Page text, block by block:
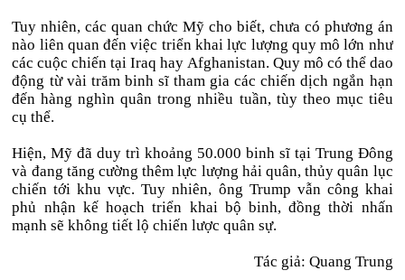
Tuy nhiên, các quan chức Mỹ cho biết, chưa có phương án
nào liên quan đến việc triển khai lực lượng quy mô lớn như
các cuộc chiến tại Iraq hay Afghanistan. Quy mô có thể dao
động từ vài trăm binh sĩ tham gia các chiến dịch ngắn hạn
đến hàng nghìn quân trong nhiều tuần, tùy theo mục tiêu
cụ thể.
Hiện, Mỹ đã duy trì khoảng 50.000 binh sĩ tại Trung Đông
và đang tăng cường thêm lực lượng hải quân, thủy quân lục
chiến tới khu vực. Tuy nhiên, ông Trump vẫn công khai
phủ nhận kế hoạch triển khai bộ binh, đồng thời nhấn
mạnh sẽ không tiết lộ chiến lược quân sự.
Tác giả: Quang Trung